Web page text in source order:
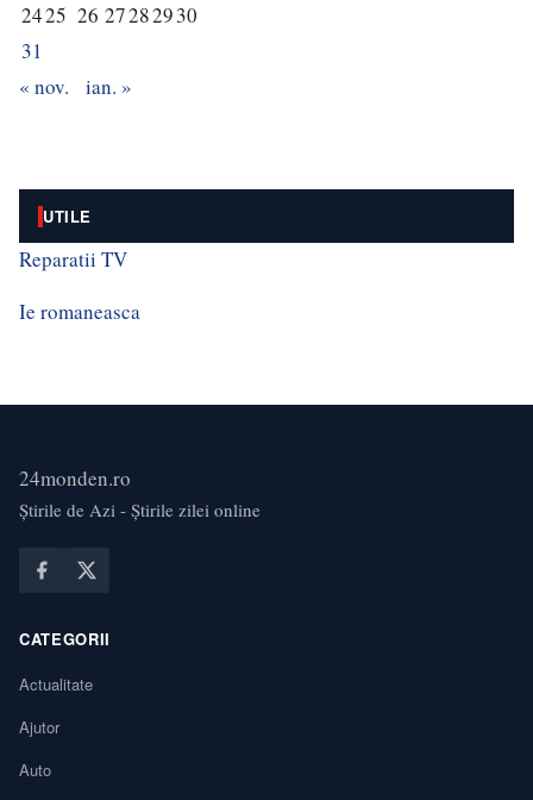
2425 26 27282930
31
« nov.
ian. »
UTILE
Reparatii TV
Ie romaneasca
24monden.ro
Știrile de Azi - Știrile zilei online
CATEGORII
Actualitate
Ajutor
Auto